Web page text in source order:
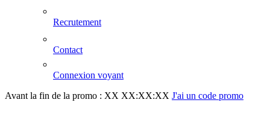
Recrutement
Contact
Connexion voyant
Avant la fin de la promo : XX XX:XX:XX J'ai un code promo